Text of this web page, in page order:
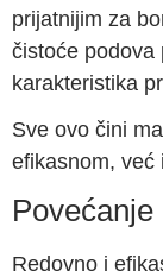
prijatnijim za
čistoće podova
karakteristika
Sve ovo čini
efikasnom, već
Redovno i